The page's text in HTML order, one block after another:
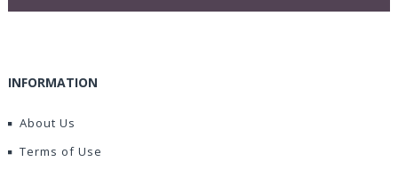
INFORMATION
About Us
Terms of Use